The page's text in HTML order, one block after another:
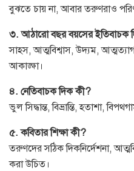
বুঝতে চায় না, আবার তরুণরাও
৩. আঠারো বছর বয়সের ইতিবাচক
সাহস, আত্মবিশ্বাস, উদ্যম,
আকাঙ্ক্ষা।
৪. নেতিবাচক দিক কী?
ভুল সিদ্ধান্ত, বিভ্রান্তি, হতাশা,
৫. কবিতার শিক্ষা কী?
তরুণদের সঠিক দিকনির্দেশনা,
করা উচিত।